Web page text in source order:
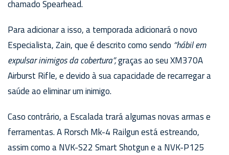
chamado Spearhead.
Para adicionar a isso, a temporada adicionará o novo
Especialista, Zain, que é descrito como sendo “hábil em
expulsar inimigos da cobertura”,graças ao seu XM370A
Airburst Rifle, e devido à sua capacidade de recarregar a
saúde ao eliminar um inimigo.
Caso contrário, a Escalada trará algumas novas armas e
ferramentas. A Rorsch Mk-4 Railgun está estreando,
assim como a NVK-S22 Smart Shotgun e a NVK-P125